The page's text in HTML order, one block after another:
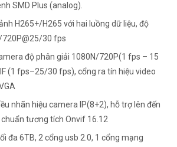
SMD Plus (analog).
H265+/H265 với hai luồng dữ liệu, độ
30 fps
độ phân giải 1080N/720P(1 fps – 15
(1 fps–25/30 fps), cổng ra tín hiệu video
nhãn hiệu camera IP(8+2), hỗ trợ lên đến
tương tích Onvif 16.12
đa 6TB, 2 cổng usb 2.0, 1 cổng mạng